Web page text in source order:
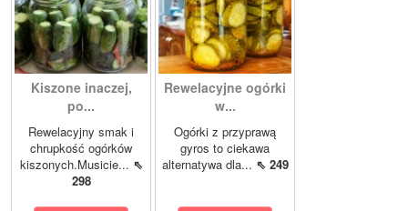
Kiszone inaczej,
po...
Rewelacyjny smak i
chrupkość ogórków
kiszonych.Musicie... ⇖
298
Rewelacyjne ogórki
w...
Ogórki z przyprawą
gyros to ciekawa
alternatywa dla... ⇖ 249